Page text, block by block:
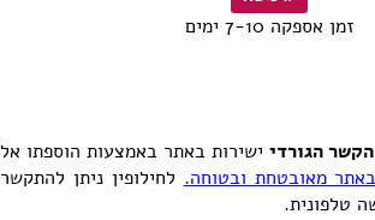
זמן אספקה 7-10 ימים
הקשר הגורדי ישירות באתר באמצעות הוספתו אל
מאובטחת ובטוחה. לחילופין ניתן להתקשר
טלפונית.